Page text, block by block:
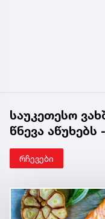
საუკეთესო
წნევა აწუხებს
რჩევები